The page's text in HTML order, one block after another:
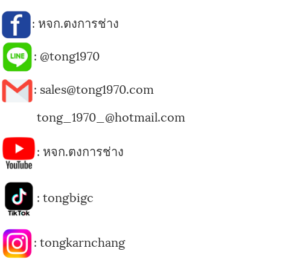
: หจก.ตงการช่าง
: @tong1970
: sales@tong1970.com
tong_1970_@hotmail.com
: หจก.ตงการช่าง
: tongbigc
: tongkarnchang